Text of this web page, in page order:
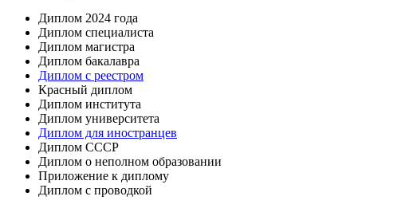
Диплом 2024 года
Диплом специалиста
Диплом магистра
Диплом бакалавра
Диплом с реестром
Красный диплом
Диплом института
Диплом университета
Диплом для иностранцев
Диплом СССР
Диплом о неполном образовании
Приложение к диплому
Диплом с проводкой